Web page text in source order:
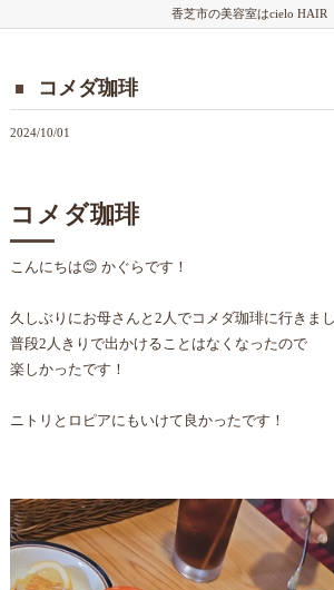
香芝市の美容室はcielo HAIR
コメダ珈琲
2024/10/01
コメダ珈琲
こんにちは😊 かぐらです！
久しぶりにお母さんと2人でコメダ珈琲に行きま
普段2人きりで出かけることはなくなったので
楽しかったです！
ニトリとロピアにもいけて良かったです！